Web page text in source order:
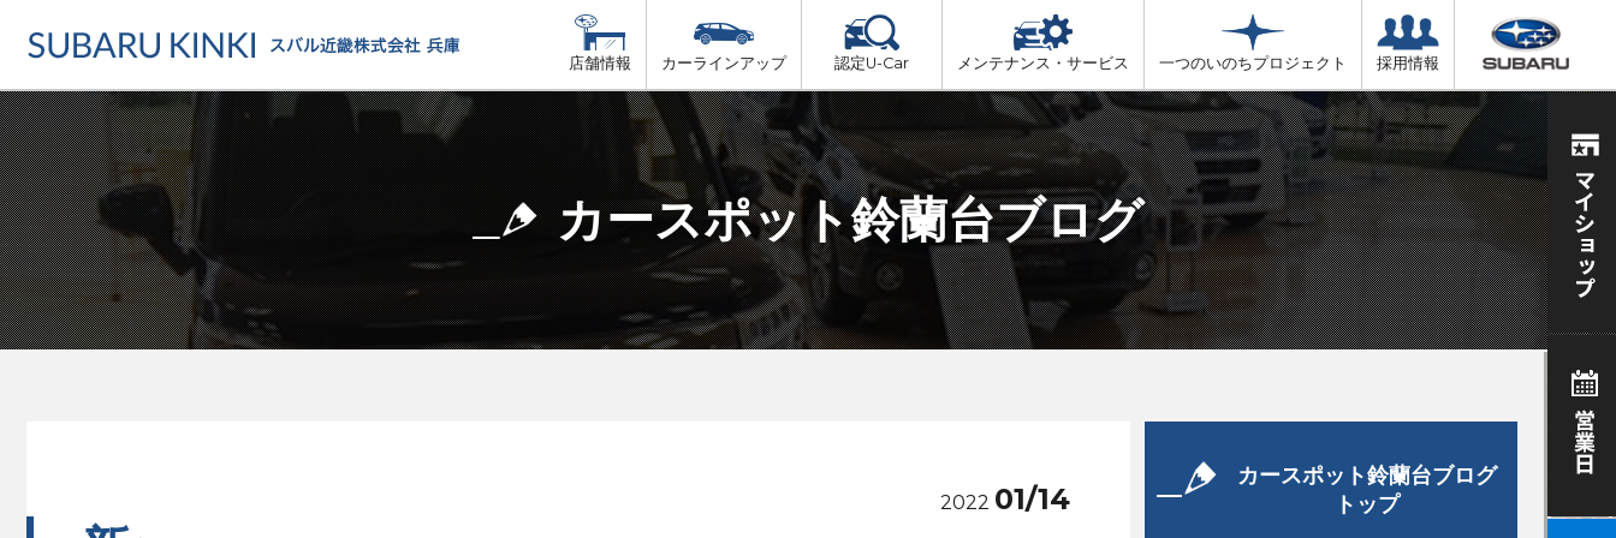
店舗情報
店舗情報 店舗一覧
地域でさがす
地図でさがす
試乗車でさがす
但馬
播磨
阪神方面
カーラインアップ
カーラインアップ
カーラインアップ一覧
乗用車
軽自動車
認定U-Car メンテナンス・サービス
メンテナンス・サービス
メンテナンス・サービストップ
車検・定期点検をする
カーケアをする
車検（法定24か月点検）
法定 12ヶ月 点検
6ヶ月ごとの セーフティ チェック
車検 3ヶ月前 無料診断
一つのいのちプロジェクト 採用情報
カースポット鈴蘭台ブログ
2022 01/14
カースポット鈴蘭台ブログ
トップ